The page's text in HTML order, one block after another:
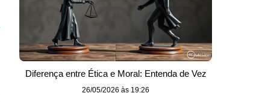
Diferença entre Ética e Moral: Entenda de Vez
26/05/2026 às 19:26